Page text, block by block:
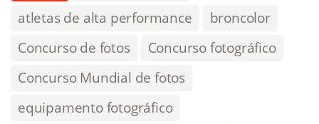
atletas de alta performance
broncolor
Concurso de fotos
Concurso fotográfico
Concurso Mundial de fotos
equipamento fotográfico